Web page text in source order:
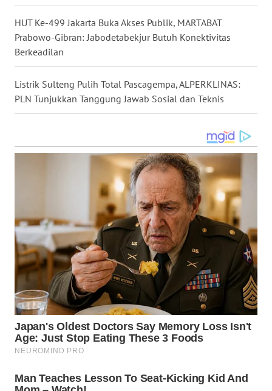
HUT Ke-499 Jakarta Buka Akses Publik, MARTABAT
Prabowo-Gibran: Jabodetabekjur Butuh Konektivitas
Berkeadilan
Listrik Sulteng Pulih Total Pascagempa, ALPERKLINAS:
PLN Tunjukkan Tanggung Jawab Sosial dan Teknis
BINTAN
LABUANBAJO
WN
BORNEO
Wahana
Media
Group
WAHANA